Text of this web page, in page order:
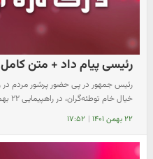
رئیسی پیام داد + متن کامل
خیال خام توطئه‌گران، در راهپیمایی ۲۲ بهمن…
۲۲ بهمن ۱۴۰۱ | ۱۷:۵۲